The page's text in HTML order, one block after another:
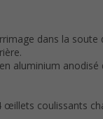
dans la
aluminium
œillets coulissants